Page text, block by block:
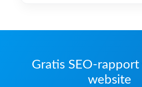
Gratis SEO-
website